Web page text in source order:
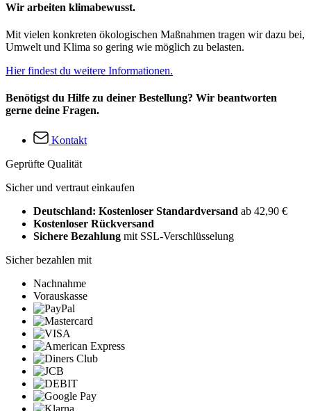
Wir arbeiten klimabewusst.
Mit vielen konkreten ökologischen Maßnahmen tragen wir dazu bei,
Umwelt und Klima so gering wie möglich zu belasten.
Hier findest du weitere Informationen.
Benötigst du Hilfe zu deiner Bestellung? Wir beantworten
gerne deine Fragen.
Kontakt
Geprüfte Qualität
Sicher und vertraut einkaufen
Deutschland: Kostenloser Standardversand ab 42,90 €
Kostenloser Rückversand
Sichere Bezahlung mit SSL-Verschlüsselung
Sicher bezahlen mit
Nachnahme
Vorauskasse